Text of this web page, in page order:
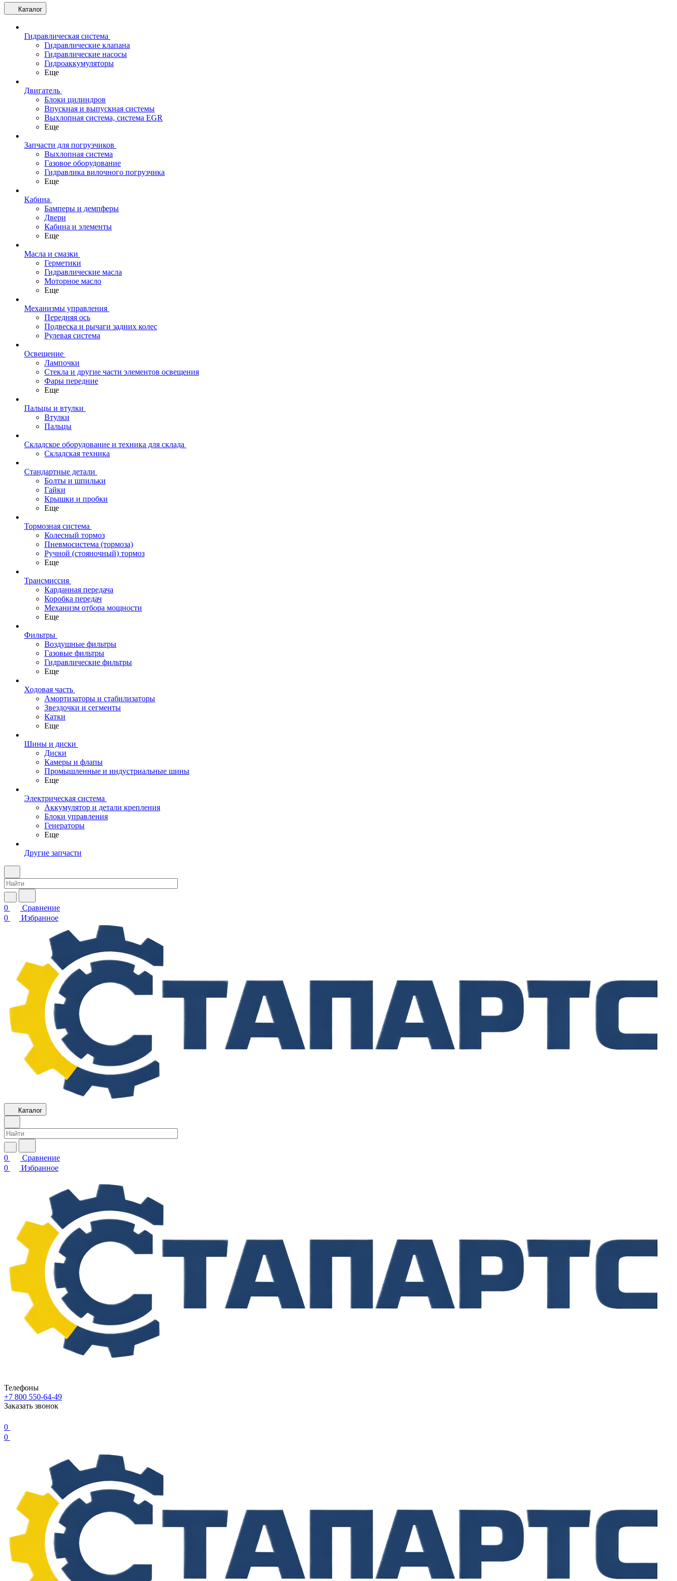
Каталог
Гидравлическая система
Гидравлические клапана
Гидравлические насосы
Гидроаккумуляторы
Еще
Двигатель
Блоки цилиндров
Впускная и выпускная системы
Выхлопная система, система EGR
Еще
Запчасти для погрузчиков
Выхлопная система
Газовое оборудование
Гидравлика вилочного погрузчика
Еще
Кабина
Бамперы и демпферы
Двери
Кабина и элементы
Еще
Масла и смазки
Герметики
Гидравлические масла
Моторное масло
Еще
Механизмы управления
Передняя ось
Подвеска и рычаги задних колес
Рулевая система
Освещение
Лампочки
Стекла и другие части элементов освещения
Фары передние
Еще
Пальцы и втулки
Втулки
Пальцы
Складское оборудование и техника для склада
Складская техника
Стандартные детали
Болты и шпильки
Гайки
Крышки и пробки
Еще
Тормозная система
Колесный тормоз
Пневмосиcтема (тормоза)
Ручной (стояночный) тормоз
Еще
Трансмиссия
Карданная передача
Коробка передач
Механизм отбора мощности
Еще
Фильтры
Воздушные фильтры
Газовые фильтры
Гидравлические фильтры
Еще
Ходовая часть
Амортизаторы и стабилизаторы
Звездочки и сегменты
Катки
Еще
Шины и диски
Диски
Камеры и флапы
Промышленные и индустриальные шины
Еще
Электрическая система
Аккумулятор и детали крепления
Блоки управления
Генераторы
Еще
Другие запчасти
0
Сравнение
0
Избранное
Каталог
0
Сравнение
0
Избранное
Телефоны
+7 800 550-64-49
Заказать звонок
0
0